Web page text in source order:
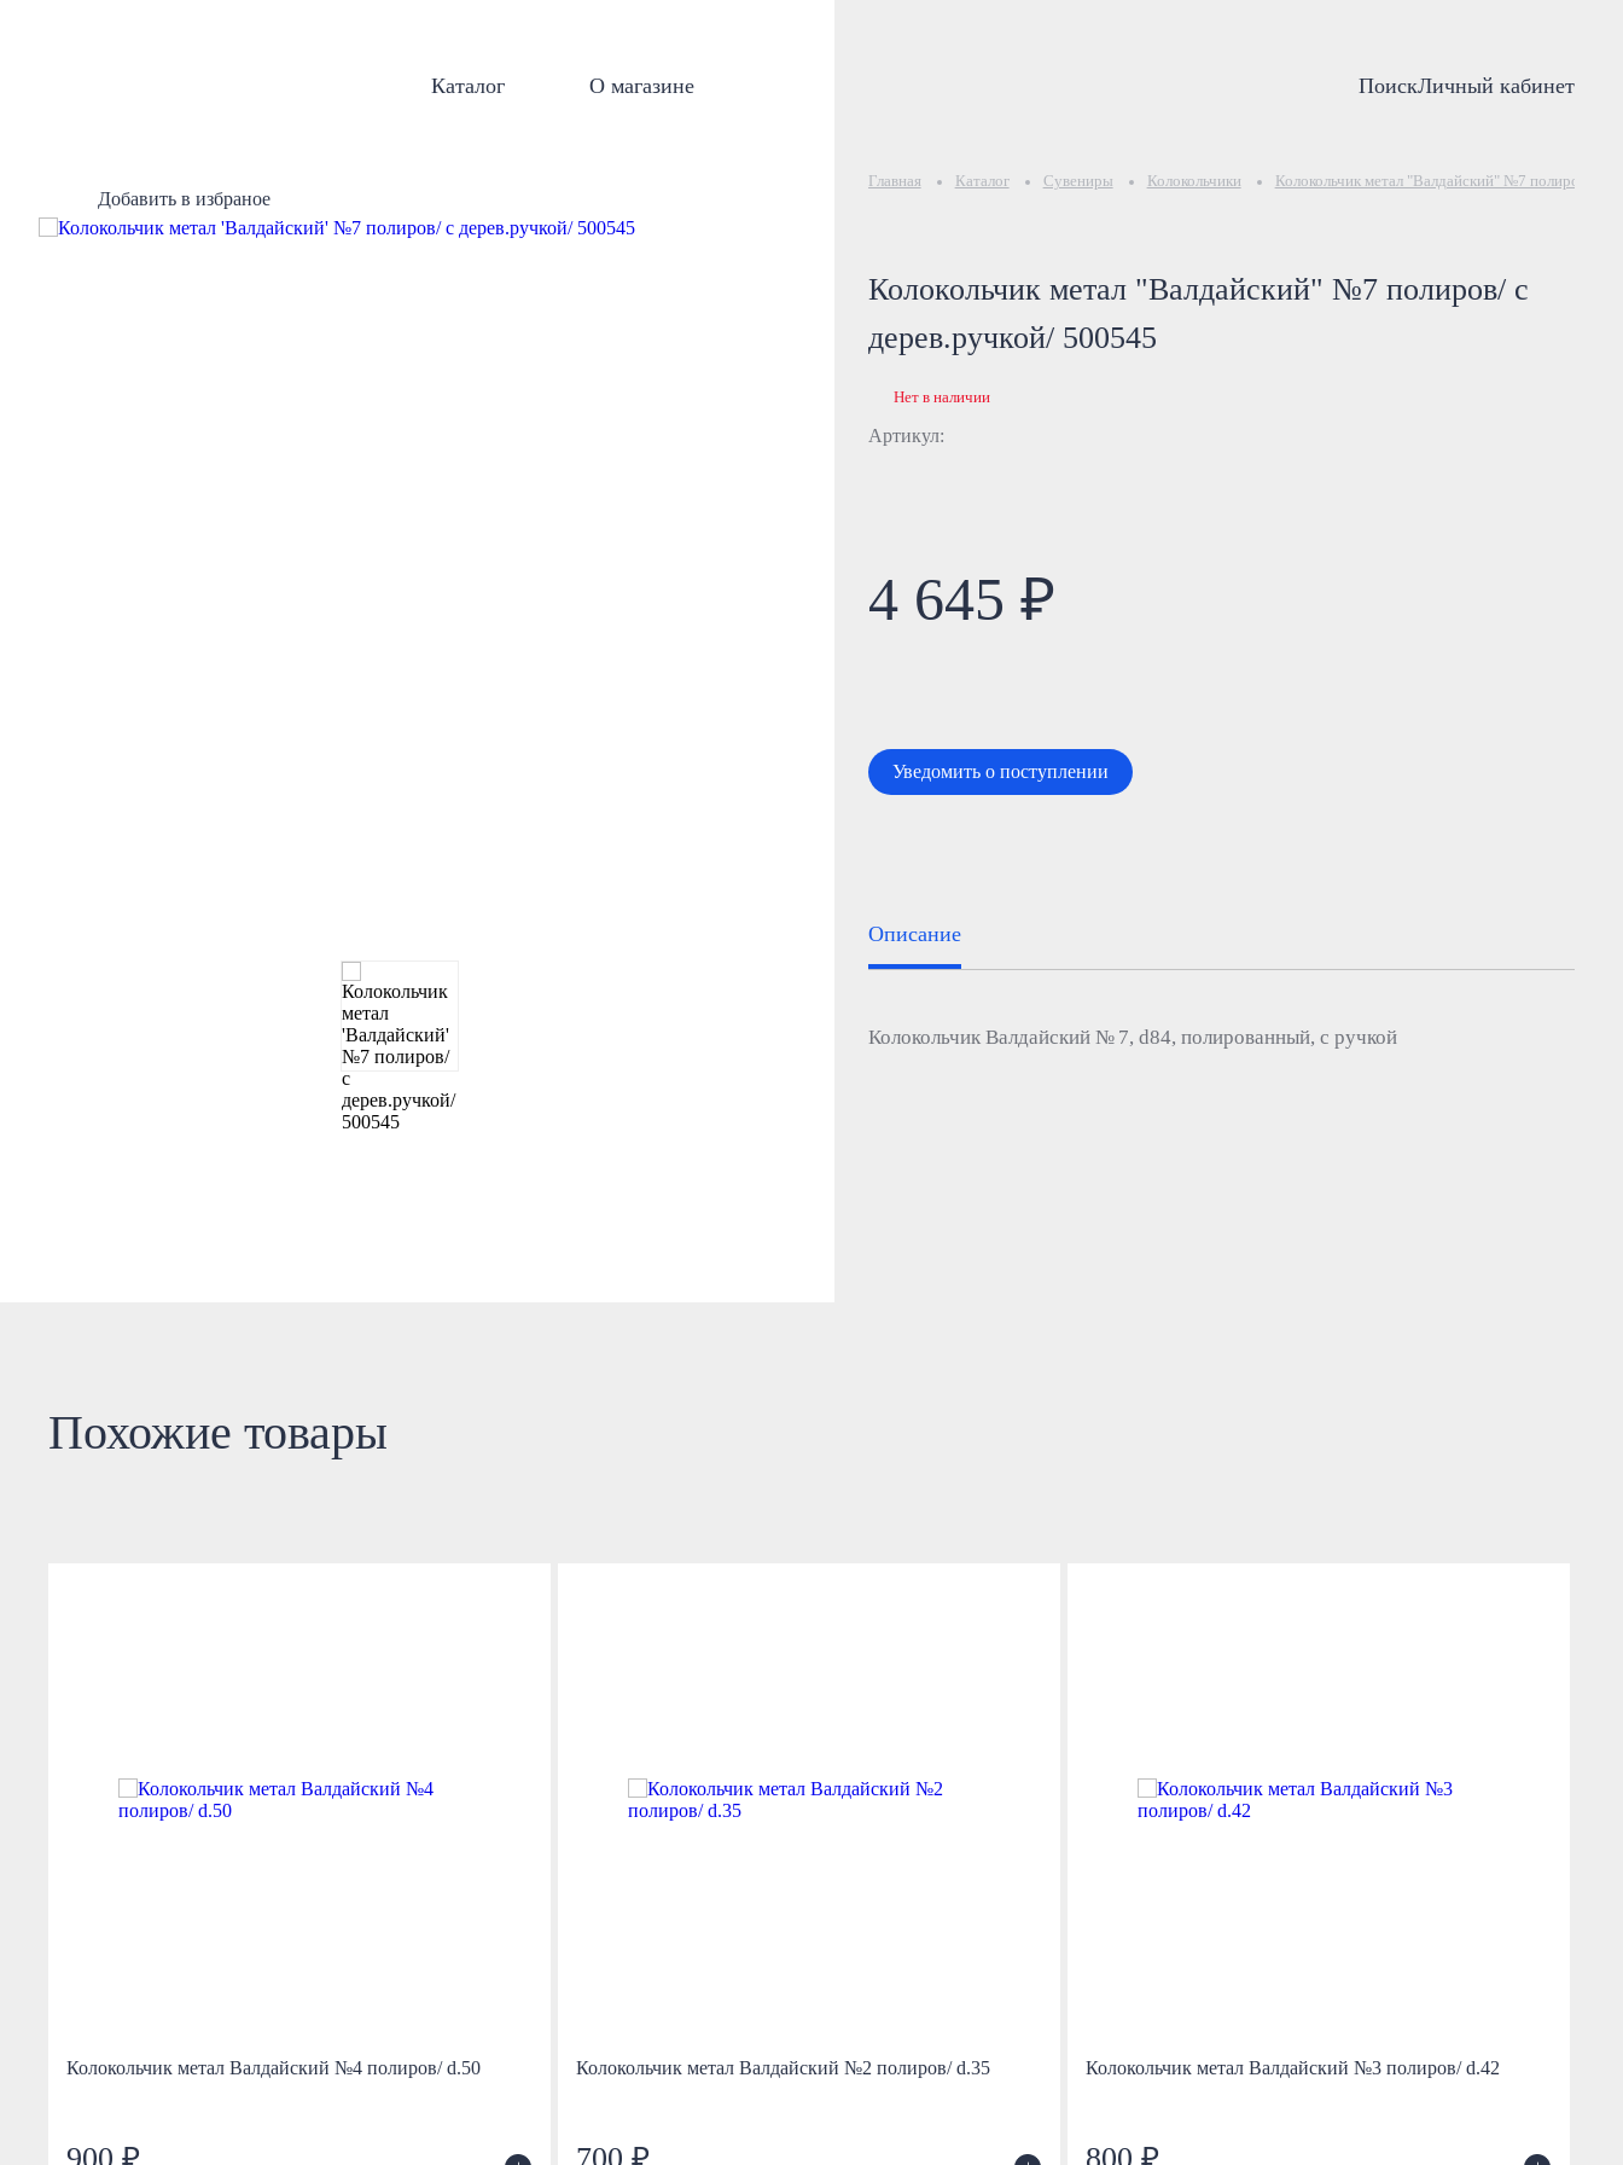
Каталог О магазине ПоискЛичный кабинет
Добавить в избраное
Главная Каталог Сувениры Колокольчики Колокольчик метал "Валдайский" №7 полиров/ с
Колокольчик метал "Валдайский" №7 полиров/ с
дерев.ручкой/ 500545
Артикул:
Нет в наличии
4 645 ₽
Уведомить о поступлении
Описание
Колокольчик Валдайский № 7, d84, полированный, с ручкой
Похожие товары
Колокольчик метал Валдайский №4 полиров/ d.50
900 ₽
Колокольчик метал Валдайский №2 полиров/ d.35
700 ₽
Колокольчик метал Валдайский №3 полиров/ d.42
800 ₽